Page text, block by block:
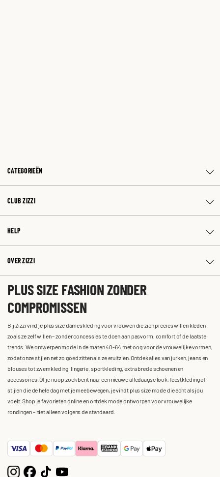
CATEGORIEËN
CLUB ZIZZI
HELP
OVER ZIZZI
PLUS SIZE FASHION ZONDER
COMPROMISSEN
Bij Zizzi vind je plus size dameskleding voor vrouwen die zich precies willen kleden
zoals ze zelf willen – zonder concessies te doen aan pasvorm, comfort of de laatste
trends. We ontwerpen mode in de maten 40-64 met oog voor de vrouwelijke vormen,
zodat onze stijlen net zo goed zitten als ze eruitzien. Ontdek alles van jurken, jeans en
blouses tot zwemkleding, lingerie, sportkleding, extra brede schoenen en
accessoires. Of je nu op zoek bent naar een nieuwe alledaagse look, feestkleding of
stijlen die de hele dag met je meebewegen, je vindt plus size mode die echt als jou
voelt. Shop je favorieten online en ontdek mode ontworpen voor vrouwelijke
rondingen – niet alleen volgens de standaard.